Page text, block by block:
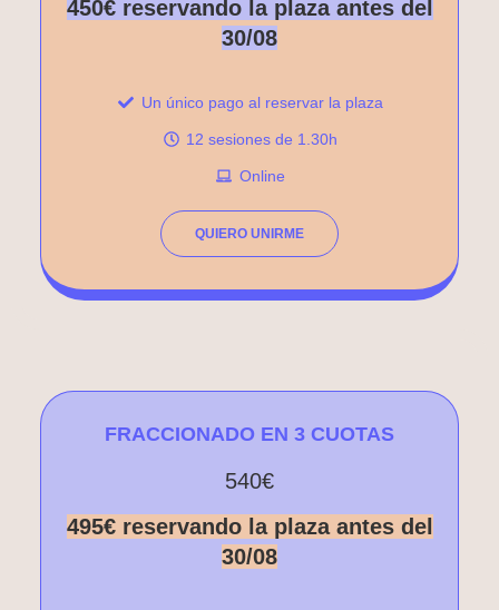
450€ reservando la plaza antes del
30/08
Un único pago al reservar la plaza
12 sesiones de 1.30h
Online
QUIERO UNIRME
FRACCIONADO EN 3 CUOTAS
540€
495€ reservando la plaza antes del
30/08